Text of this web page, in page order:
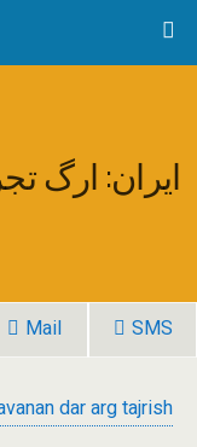
ایران: ارگ
Mail SMS
dar arg tajrish